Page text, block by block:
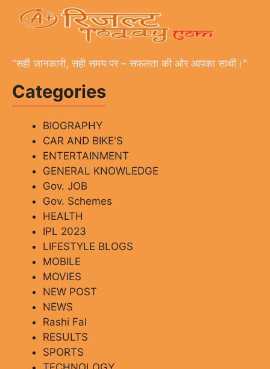
"सही जानकारी, सही समय पर – सफलता की ओर आपका साथी।"
Categories
BIOGRAPHY
CAR AND BIKE'S
ENTERTAINMENT
GENERAL KNOWLEDGE
Gov. JOB
Gov. Schemes
HEALTH
IPL 2023
LIFESTYLE BLOGS
MOBILE
MOVIES
NEW POST
NEWS
Rashi Fal
RESULTS
SPORTS